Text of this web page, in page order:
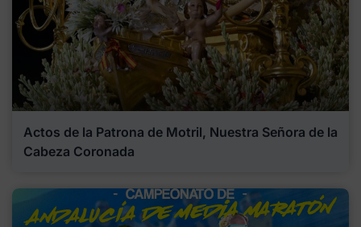
Actos de la Patrona de Motril, Nuestra Señora de la
Cabeza Coronada